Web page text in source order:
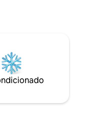
opções de yoga,